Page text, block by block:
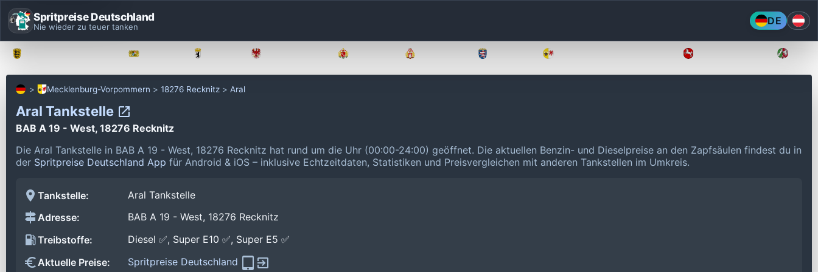
Spritpreise Deutschland
Nie wieder zu teuer tanken DE
Mecklenburg-Vorpommern 18276 Recknitz Aral
Aral Tankstelle
BAB A 19 - West, 18276 Recknitz
Die Aral Tankstelle in BAB A 19 - West, 18276 Recknitz hat rund um die Uhr (00:00-24:00) geöffnet. Die aktuellen Benzin- und Dieselpreise an den Zapfsäulen findest du in
der Spritpreise Deutschland App für Android & iOS – inklusive Echtzeitdaten, Statistiken und Preisvergleichen mit anderen Tankstellen im Umkreis.
Tankstelle:
Aral Tankstelle
Adresse:
BAB A 19 - West, 18276 Recknitz
Treibstoffe:
Diesel ✅, Super E10 ✅, Super E5 ✅
Aktuelle Preise:
Spritpreise Deutschland